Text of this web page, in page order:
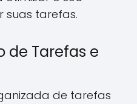
suas tarefas.
de Tarefas e
de tarefas